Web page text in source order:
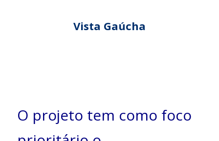
Vista Gaúcha
O projeto tem como foco